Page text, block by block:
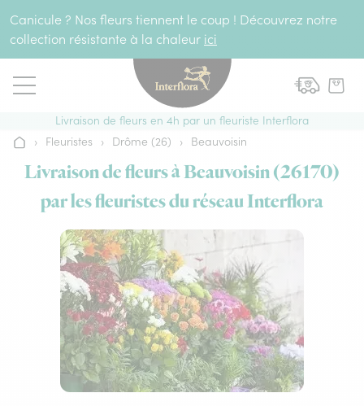
Canicule ? Nos fleurs tiennent le coup ! Découvrez notre
collection résistante à la chaleur ici
Livraison de fleurs en 4h par un fleuriste Interflora
Accueil
› Fleuristes › Drôme (26) › Beauvoisin
Livraison de fleurs à Beauvoisin (26170)
par les fleuristes du réseau Interflora